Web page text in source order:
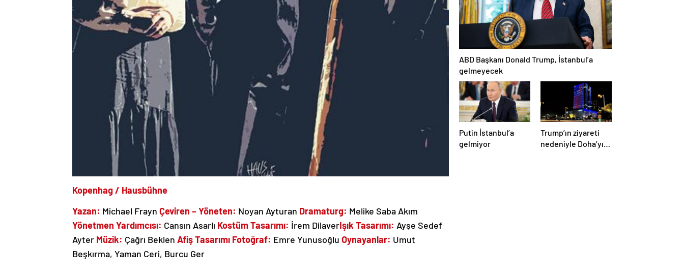
Kopenhag / Hausbühne
Yazan: Michael Frayn Çeviren – Yöneten: Noyan Ayturan Dramaturg: Melike Saba Akım
Yönetmen Yardımcısı: Cansın Asarlı Kostüm Tasarımı: İrem DilaverIşık Tasarımı: Ayşe Sedef
Ayter Müzik: Çağrı Beklen Afiş Tasarımı Fotoğraf: Emre Yunusoğlu Oynayanlar: Umut
Beşkırma, Yaman Ceri, Burcu Ger
ABD Başkanı Donald Trump, İstanbul’a
gelmeyecek
Putin İstanbul’a
gelmiyor
Trump’ın ziyareti
nedeniyle Doha’yı